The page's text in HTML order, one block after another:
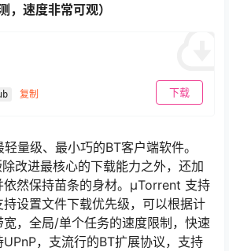
速度非常可观）
复制 下载
量级、最小巧的BT客户端软件。
改进最核心的下载能力之外，还加
依然保持苗条的身材。μTorrent 支持
设置文件下载优先级，可以根据计
，全局/单个任务的速度限制，快速
，支流行的BT扩展协议，支持